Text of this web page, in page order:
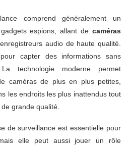
comprend généralement un
espions, allant de caméras
audio de haute qualité.
capter des informations sans
technologie moderne permet
caméras de plus en plus petites,
les endroits les plus inattendus tout
grande qualité.
de surveillance est essentielle pour
elle peut aussi jouer un rôle